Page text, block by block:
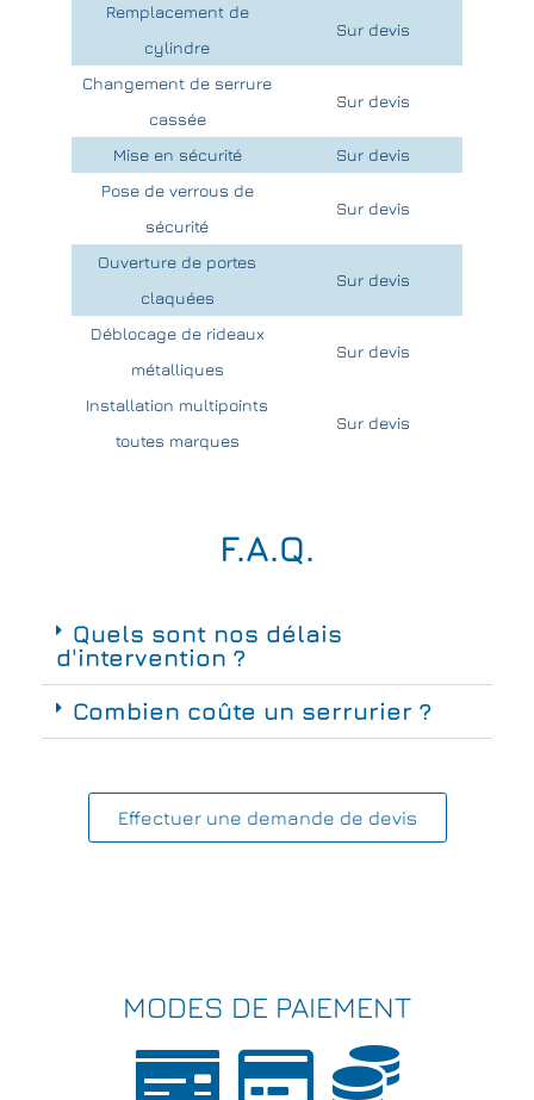
Remplacement de
cylindre
Sur devis
Changement de serrure
cassée
Sur devis
Mise en sécurité
Sur devis
Pose de verrous de
sécurité
Sur devis
Ouverture de portes
claquées
Sur devis
Déblocage de rideaux
métalliques
Sur devis
Installation multipoints
toutes marques
Sur devis
F.A.Q.
Quels sont nos délais
d'intervention ?
Combien coûte un serrurier ?
Effectuer une demande de devis
MODES DE PAIEMENT